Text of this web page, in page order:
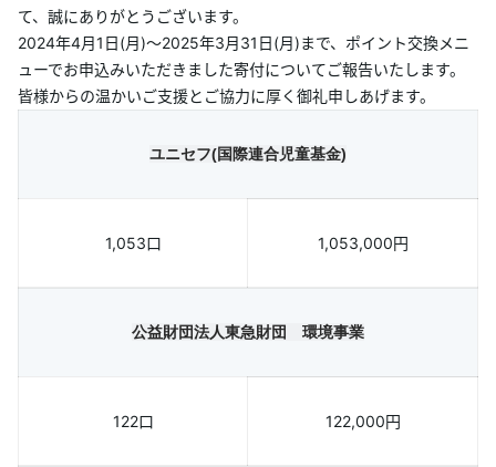
TOKYU POINTとは？
貯める
TOKYU POINT加盟店
て、誠にありがとうございます。
2024年4月1日(月)～2025年3月31日(月)まで、ポイント交換メニ
ューでお申込みいただきました寄付についてご報告いたします。
皆様からの温かいご支援とご協力に厚く御礼申しあげます。
ユニセフ(国際連合児童基金)
1,053口 1,053,000円
公益財団法人東急財団 環境事業
122口 122,000円